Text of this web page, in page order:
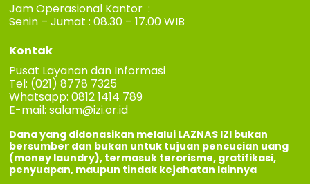
Jam Operasional Kantor :
Senin – Jumat : 08.30 – 17.00 WIB
Kontak
Pusat Layanan dan Informasi
Tel: (021) 8778 7325
Whatsapp: 0812 1414 789
E-mail:salam@izi.or.id
Dana yang didonasikan melalui LAZNAS IZI bukan
bersumber dan bukan untuk tujuan pencucian uang
(money laundry), termasuk terorisme, gratifikasi,
penyuapan, maupun tindak kejahatan lainnya